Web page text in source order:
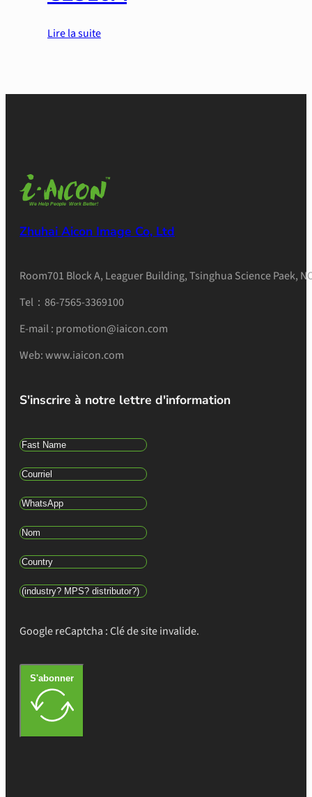
Lire la suite
Zhuhai Aicon Image Co, Ltd
Room701 Block A, Leaguer Building, Tsinghua Science Paek,
Tel：86-7565-3369100
E-mail : promotion@iaicon.com
Web: www.iaicon.com
S'inscrire à notre lettre d'information
Google reCaptcha : Clé de site invalide.
S'abonner